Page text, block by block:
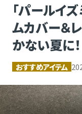
「パールイ
ムカバー＆
かない夏に！
おすすめアイテム